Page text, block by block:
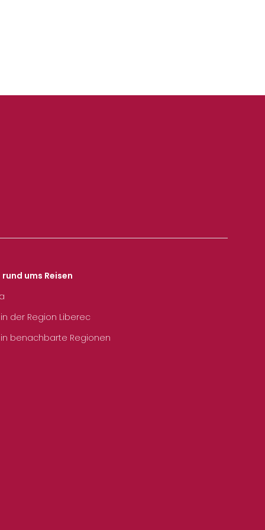
rund ums Reisen
in der Region Liberec
in benachbarte Regionen